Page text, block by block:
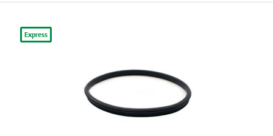
Express
Bildergalerie überspringen